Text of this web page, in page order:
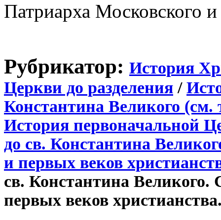
Патриарха Московского
Рубрикатор: История
Церкви до разделения /
Константина Великого
История первоначальной
до св. Константина
и первых веков
св. Константина Великого.
первых веков